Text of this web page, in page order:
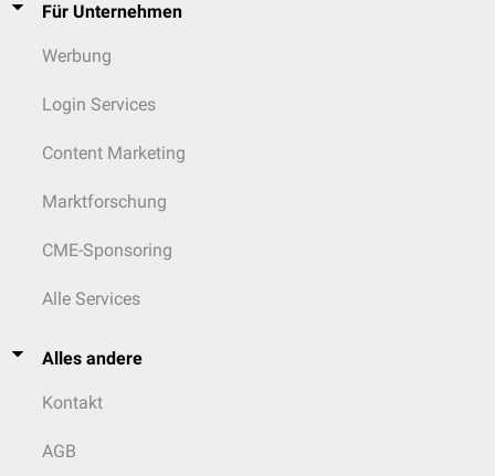
Für Unternehmen
Werbung
Login Services
Content Marketing
Marktforschung
CME-Sponsoring
Alle Services
Alles andere
Kontakt
AGB